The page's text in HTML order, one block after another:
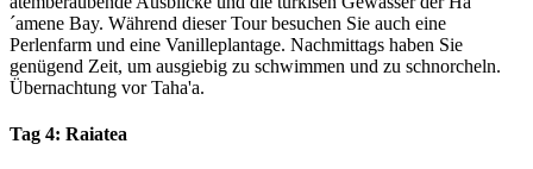
´amene Bay. Während dieser Tour besuchen Sie auch eine
Perlenfarm und eine Vanilleplantage. Nachmittags haben Sie
genügend Zeit, um ausgiebig zu schwimmen und zu schnorcheln.
Übernachtung vor Taha'a.
Tag 4: Raiatea